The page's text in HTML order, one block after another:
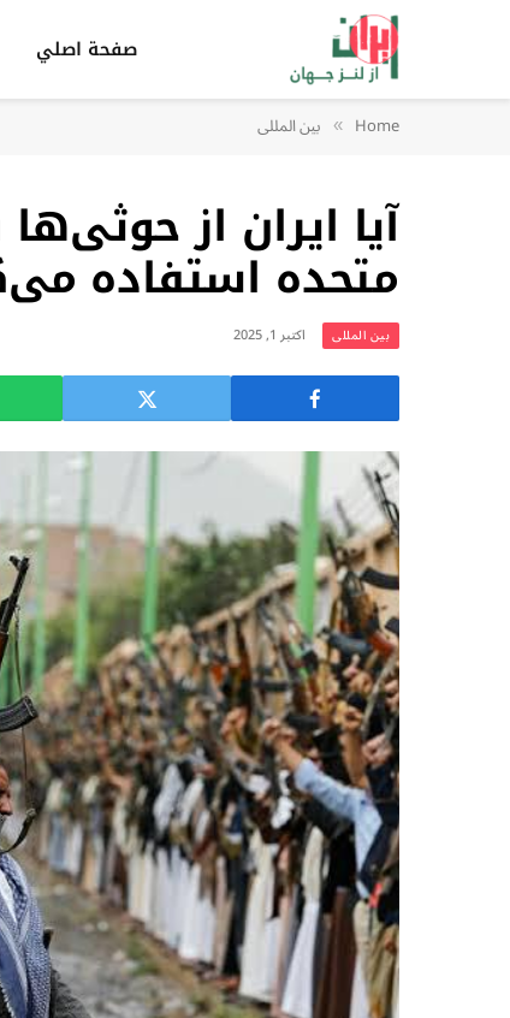
صفحة اصلي
Home
» بين المللى
آیا ایران از
متحده استفاده
بين المللى اکتبر 1, 2025